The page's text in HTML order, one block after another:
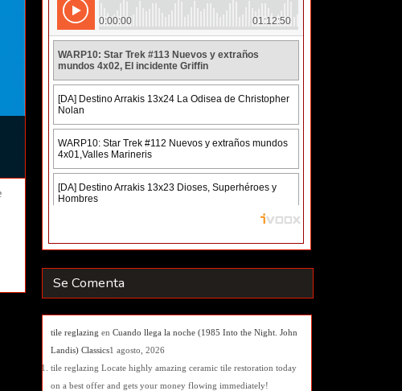
Se Comenta
tile reglazing en Cuando llega la noche (1985 Into the Night. John
Landis) Classics1 agosto, 2026
tile reglazing Locate highly amazing ceramic tile restoration today
on a best offer and gets your money flowing immediately!